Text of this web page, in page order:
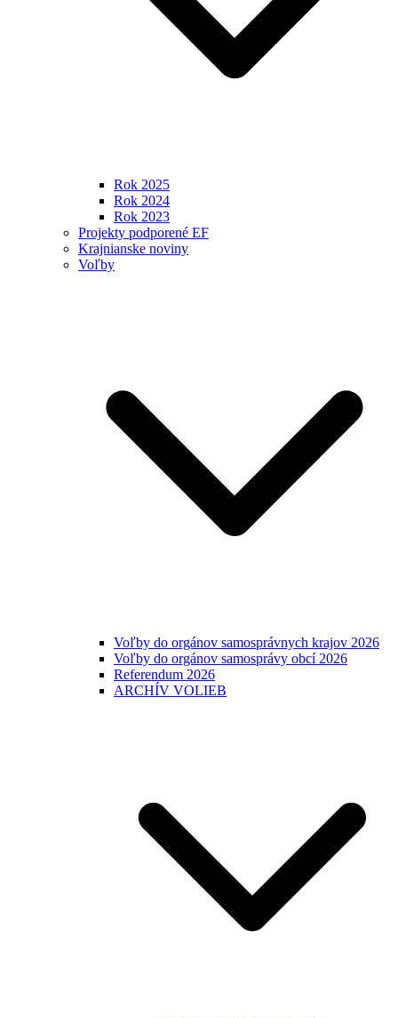
Rok 2025
Rok 2024
Rok 2023
Projekty podporené EF
Krajnianske noviny
Voľby
Voľby do orgánov samosprávnych krajov 2026
Voľby do orgánov samosprávy obcí 2026
Referendum 2026
ARCHÍV VOLIEB